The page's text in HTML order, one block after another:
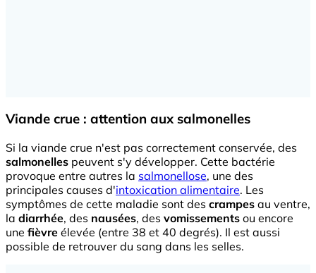
Viande crue : attention aux salmonelles
Si la viande crue n'est pas correctement conservée, des
salmonelles peuvent s'y développer. Cette bactérie
provoque entre autres la salmonellose, une des
principales causes d'intoxication alimentaire. Les
symptômes de cette maladie sont des crampes au ventre,
la diarrhée, des nausées, des vomissements ou encore
une fièvre élevée (entre 38 et 40 degrés). Il est aussi
possible de retrouver du sang dans les selles.